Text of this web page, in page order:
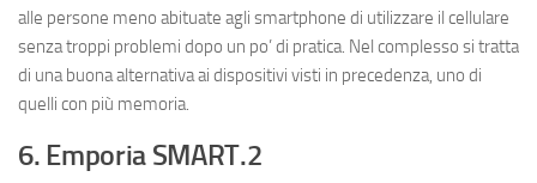
alle persone meno abituate agli smartphone di utilizzare il cellulare
senza troppi problemi dopo un po’ di pratica. Nel complesso si tratta
di una buona alternativa ai dispositivi visti in precedenza, uno di
quelli con più memoria.
6. Emporia SMART.2